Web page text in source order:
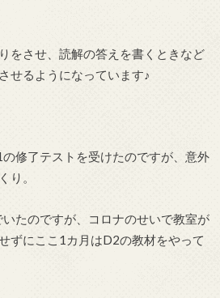
をさせ、読解の答えを書くときなど
せるようになっています♪
修了テストを受けたのですが、意外
り。
たのですが、コロナのせいで教室が
ずにここ1カ月はD2の教材をやって